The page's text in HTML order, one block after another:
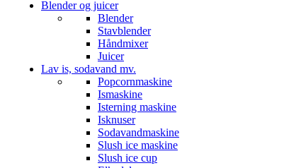
Blender og juicer
Blender
Stavblender
Håndmixer
Juicer
Lav is, sodavand mv.
Popcornmaskine
Ismaskine
Isterning maskine
Isknuser
Sodavandmaskine
Slush ice maskine
Slush ice cup